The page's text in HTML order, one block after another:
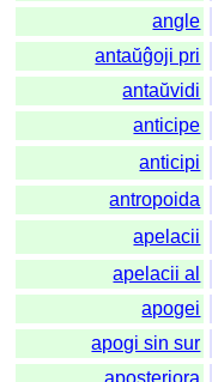
angle
antaŭĝoji pri
antaŭvidi
anticipe
anticipi
antropoida
apelacii
apelacii al
apogei
apogi sin sur